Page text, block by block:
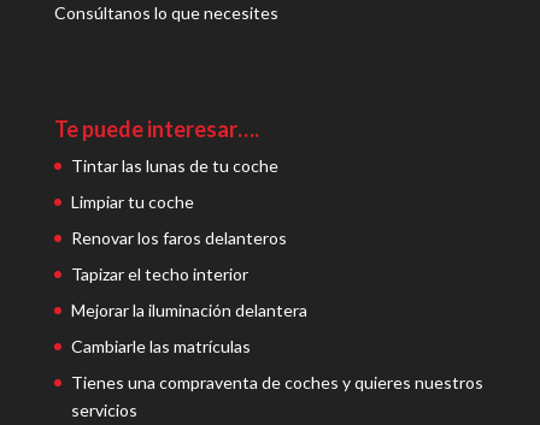
Consúltanos lo que necesites
Te puede interesar….
Tintar las lunas de tu coche
Limpiar tu coche
Renovar los faros delanteros
Tapizar el techo interior
Mejorar la iluminación delantera
Cambiarle las matrículas
Tienes una compraventa de coches y quieres nuestros
servicios